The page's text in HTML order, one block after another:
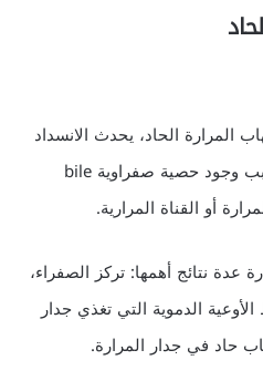
المرارة الحاد، يحدث الانسداد
في 95% من الحالات تقريباً بسبب وجود حصية صفراوية bile
عدة نتائج أهمها: تركز الصفراء،
الدموية التي تغذي جدار
حاد في جدار المرارة.